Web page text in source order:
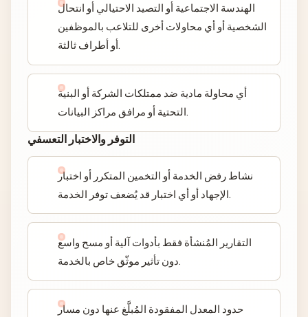
الهندسة الاجتماعية أو التصيد الاحتيالي أو انتحال
الشخصية أو أي محاولات أخرى للتلاعب بالموظفين
أو أطراف ثالثة.
أي محاولة مادية ضد ممتلكات الشركة أو البنية
التحتية أو مرافق مراكز البيانات.
التوفر والاختبار التعسفي
نشاط رفض الخدمة أو التخمين المتكرر أو اختبار
الإجهاد أو أي اختبار قد يُضعف توفر الخدمة.
التقارير المُنشأة فقط بأدوات آلية أو مسح واسع
دون تأثير موثّق خاص بالخدمة.
حدود المعدل المفقودة المُبلَّغ عنها دون مسار